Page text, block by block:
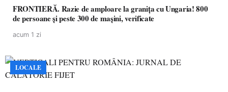
FRONTIERĂ. Razie de amploare la granița cu Ungaria! 800
de persoane și peste 300 de mașini, verificate
acum 1 zi
LOCALE